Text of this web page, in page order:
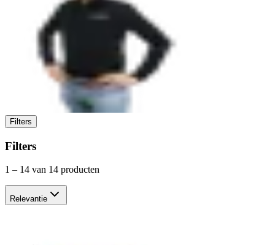
Filters
Filters
1 – 14 van 14 producten
Relevantie